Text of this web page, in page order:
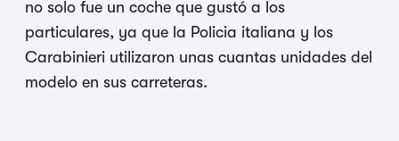
no solo fue un coche que gustó a los
particulares, ya que la Policia italiana y los
Carabinieri utilizaron unas cuantas unidades del
modelo en sus carreteras.